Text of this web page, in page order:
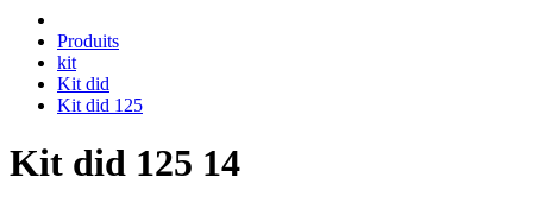
Produits
kit
Kit did
Kit did 125
Kit did 125 14